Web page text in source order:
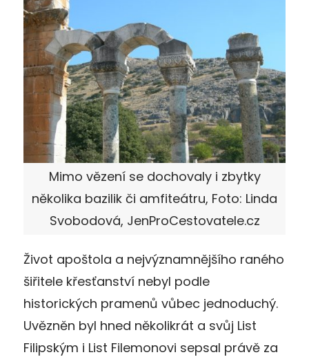
Mimo vězení se dochovaly i zbytky
několika bazilik či amfiteátru, Foto: Linda
Svobodová, JenProCestovatele.cz
Život apoštola a nejvýznamnějšího raného
šiřitele křesťanství nebyl podle
historických pramenů vůbec jednoduchý.
Uvězněn byl hned několikrát a svůj List
Filipským i List Filemonovi sepsal právě za